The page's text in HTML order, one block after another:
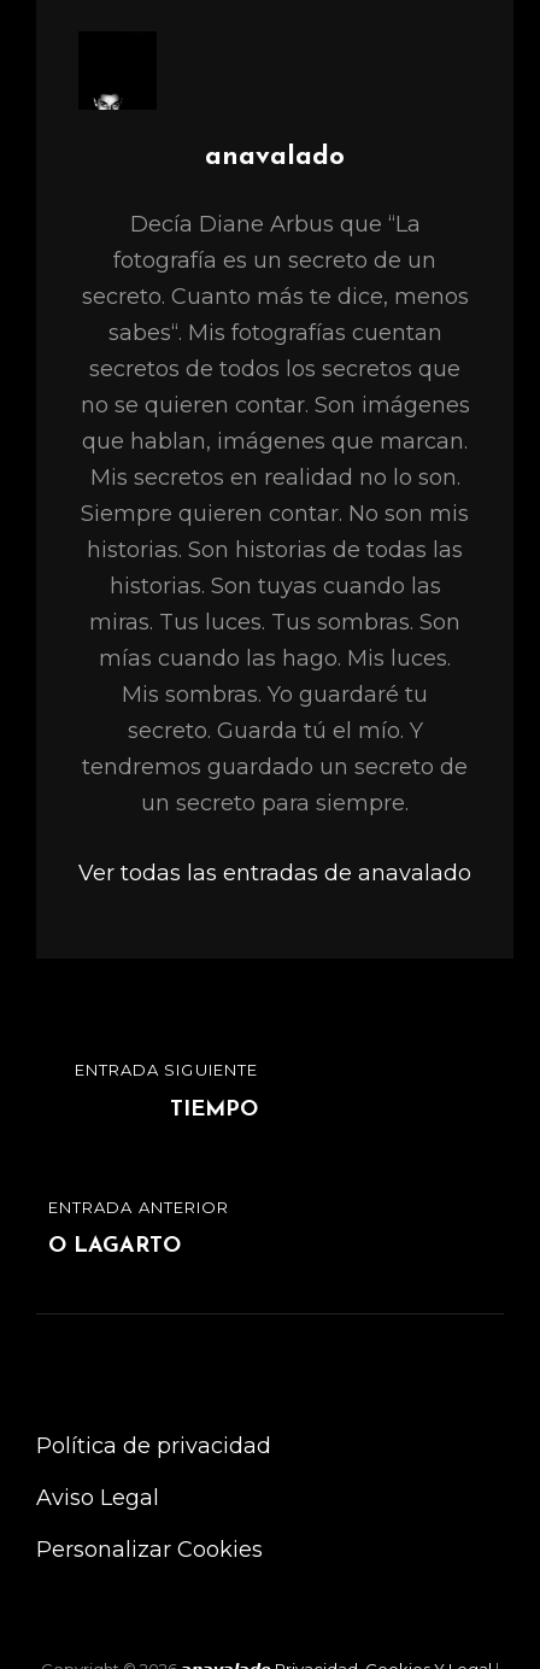
Autor:
anavalado
Decía Diane Arbus que “La
fotografía es un secreto de un
secreto. Cuanto más te dice, menos
sabes“. Mis fotografías cuentan
secretos de todos los secretos que
no se quieren contar. Son imágenes
que hablan, imágenes que marcan.
Mis secretos en realidad no lo son.
Siempre quieren contar. No son mis
historias. Son historias de todas las
historias. Son tuyas cuando las
miras. Tus luces. Tus sombras. Son
mías cuando las hago. Mis luces.
Mis sombras. Yo guardaré tu
secreto. Guarda tú el mío. Y
tendremos guardado un secreto de
un secreto para siempre.
Ver todas las entradas de anavalado
Navegación
ENTRADA
ANTERIOR
ENTRADA ANTERIOR
O LAGARTO
ENTRADA
ENTRADA SIGUIENTE
TIEMPO
Política de privacidad
Aviso Legal
Personalizar Cookies